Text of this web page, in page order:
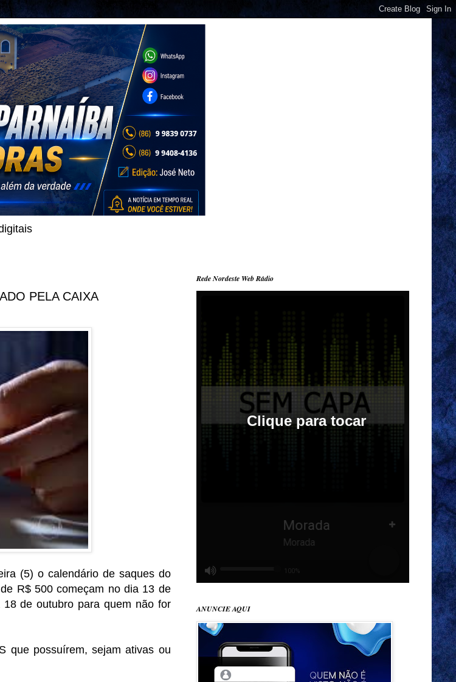
PELA CAIXA
(5) o calendário de saques do
R$ 500 começam no dia 13 de
de outubro para quem não for
que possuírem, sejam ativas ou
Rede Nordeste Web Rádio
ANUNCIE AQUI